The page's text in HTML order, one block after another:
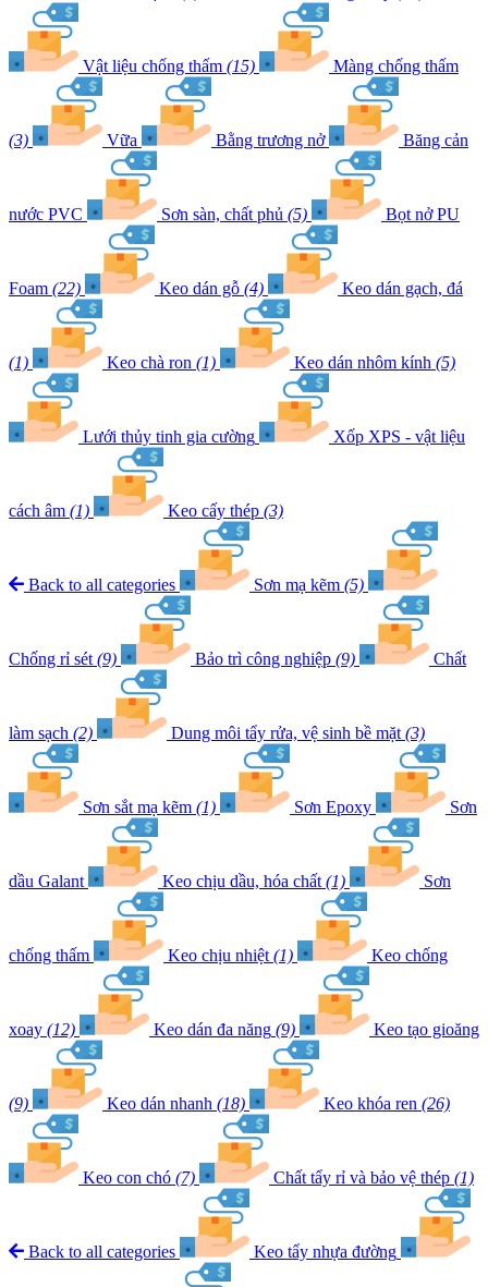
Vật liệu chống thấm (15) Màng chống thấm
(3) Vữa Bằng trương nở Băng cản
nước PVC Sơn sàn, chất phủ (5) Bọt nở PU
Foam (22) Keo dán gỗ (4) Keo dán gạch, đá
(1) Keo chà ron (1) Keo dán nhôm kính (5)
Lưới thủy tinh gia cường Xốp XPS - vật liệu
cách âm (1) Keo cấy thép (3)
Back to all categories Sơn mạ kẽm (5)
Chống rỉ sét (9) Bảo trì công nghiệp (9) Chất
làm sạch (2) Dung môi tẩy rửa, vệ sinh bề mặt (3)
Sơn sắt mạ kẽm (1) Sơn Epoxy Sơn
dầu Galant Keo chịu dầu, hóa chất (1) Sơn
chống thấm Keo chịu nhiệt (1) Keo chống
xoay (12) Keo dán đa năng (9) Keo tạo gioăng
(9) Keo dán nhanh (18) Keo khóa ren (26)
Keo con chó (7) Chất tẩy rỉ và bảo vệ thép (1)
Back to all categories Keo tẩy nhựa đường